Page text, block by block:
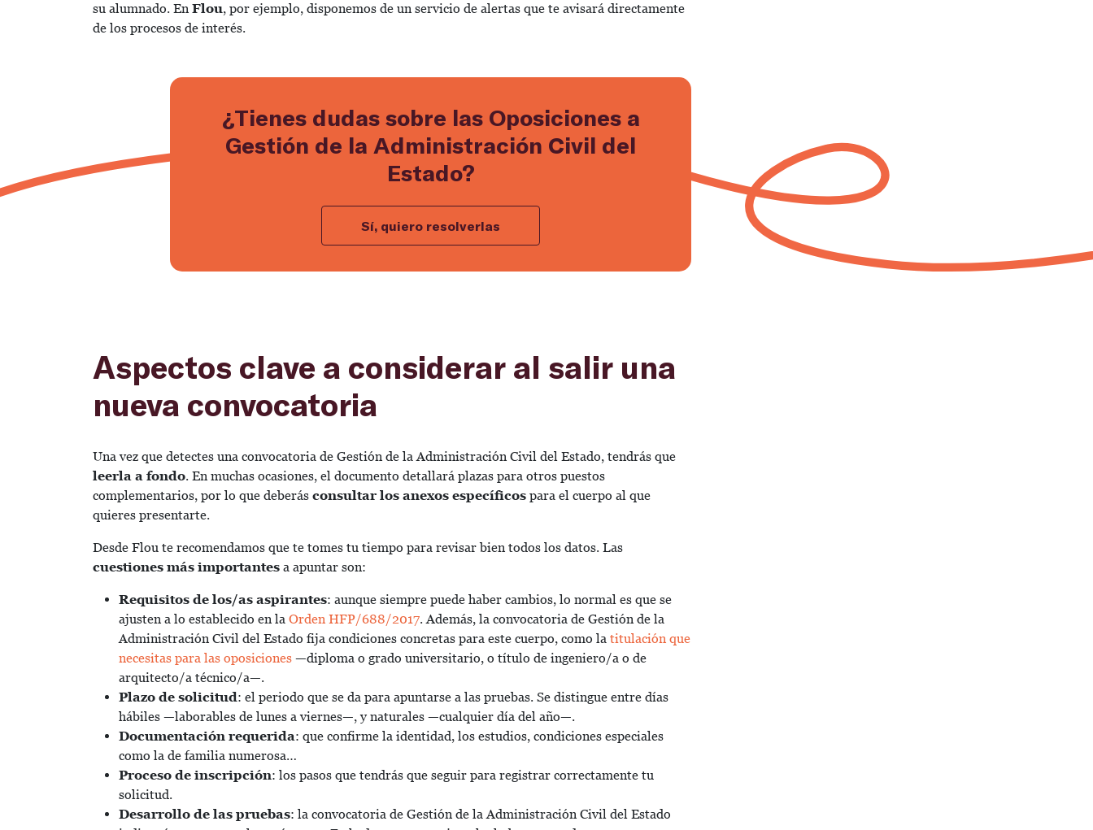
su alumnado. En Flou, por ejemplo, disponemos de un servicio de alertas que te avisará directamente
de los procesos de interés.
¿Tienes dudas sobre las Oposiciones a
Gestión de la Administración Civil del
Estado?
Sí, quiero resolverlas
Aspectos clave a considerar al salir una
nueva convocatoria
Una vez que detectes una convocatoria de Gestión de la Administración Civil del Estado, tendrás que
leerla a fondo. En muchas ocasiones, el documento detallará plazas para otros puestos
complementarios, por lo que deberás consultar los anexos específicos para el cuerpo al que
quieres presentarte.
Desde Flou te recomendamos que te tomes tu tiempo para revisar bien todos los datos. Las
cuestiones más importantes a apuntar son:
Requisitos de los/as aspirantes: aunque siempre puede haber cambios, lo normal es que se
ajusten a lo establecido en la Orden HFP/688/2017. Además, la convocatoria de Gestión de la
Administración Civil del Estado fija condiciones concretas para este cuerpo, como la titulación que
necesitas para las oposiciones —diploma o grado universitario, o título de ingeniero/a o de
arquitecto/a técnico/a—.
Plazo de solicitud: el periodo que se da para apuntarse a las pruebas. Se distingue entre días
hábiles —laborables de lunes a viernes—, y naturales —cualquier día del año—.
Documentación requerida: que confirme la identidad, los estudios, condiciones especiales
como la de familia numerosa…
Proceso de inscripción: los pasos que tendrás que seguir para registrar correctamente tu
solicitud.
Desarrollo de las pruebas: la convocatoria de Gestión de la Administración Civil del Estado